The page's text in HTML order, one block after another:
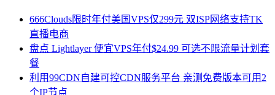
666Clouds限时年付美国VPS仅299元 双ISP网络支持TK
直播电商
盘点 Lightlayer 便宜VPS年付$24.99 可选不限流量计划套
餐
利用99CDN自建可控CDN服务平台 亲测免费版本可用2
个IP节点